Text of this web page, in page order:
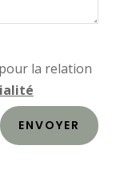
la relation
ENVOYER